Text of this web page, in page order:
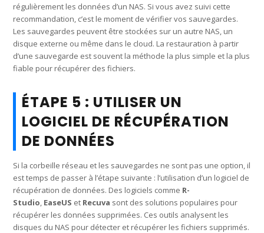
régulièrement les données d’un NAS. Si vous avez suivi cette
recommandation, c’est le moment de vérifier vos sauvegardes.
Les sauvegardes peuvent être stockées sur un autre NAS, un
disque externe ou même dans le cloud. La restauration à partir
d’une sauvegarde est souvent la méthode la plus simple et la plus
fiable pour récupérer des fichiers.
ÉTAPE 5 : UTILISER UN
LOGICIEL DE RÉCUPÉRATION
DE DONNÉES
Si la corbeille réseau et les sauvegardes ne sont pas une option, il
est temps de passer à l’étape suivante : l’utilisation d’un logiciel de
récupération de données. Des logiciels comme R-
Studio, EaseUS et Recuva sont des solutions populaires pour
récupérer les données supprimées. Ces outils analysent les
disques du NAS pour détecter et récupérer les fichiers supprimés.